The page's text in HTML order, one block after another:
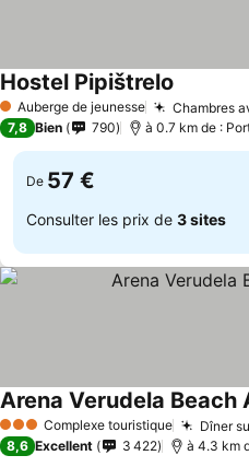
1 Étoiles
Auberge de jeunesse Chambres
Hostel Pipištrelo
7,8 Bien 790 à 0.7 km de :
De 57 €
Consulter les prix de 3 sites
3 ÉtoilesComplexe touristique Dîner
Arena Verudela
8,6 Excellent 3 422 à 4.3 km